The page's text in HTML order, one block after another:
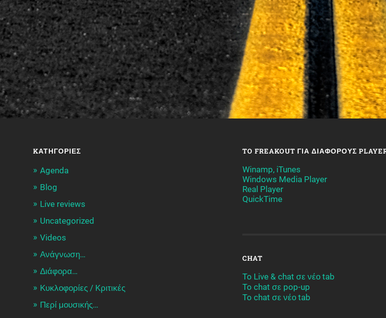
KΑΤΗΓΟΡΊΕΣ
Agenda
Blog
Live reviews
Uncategorized
Videos
Ανάγνωση…
Διάφορα…
Κυκλοφορίες / Kριτικές
Περί μουσικής…
TO FREAKOUT ΓΙΑ ΔΙΆΦΟΡΟΥΣ
Winamp, iTunes
Windows Media Player
Real Player
QuickTime
CHAT
To Live & chat σε νέο tab
To chat σε pop-up
To chat σε νέο tab